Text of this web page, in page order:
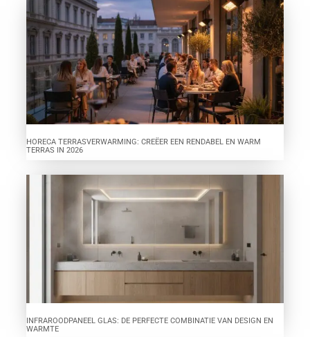
HORECA TERRASVERWARMING: CREËER EEN RENDABEL EN WARM
TERRAS IN 2026
INFRAROODPANEEL GLAS: DE PERFECTE COMBINATIE VAN DESIGN EN
WARMTE